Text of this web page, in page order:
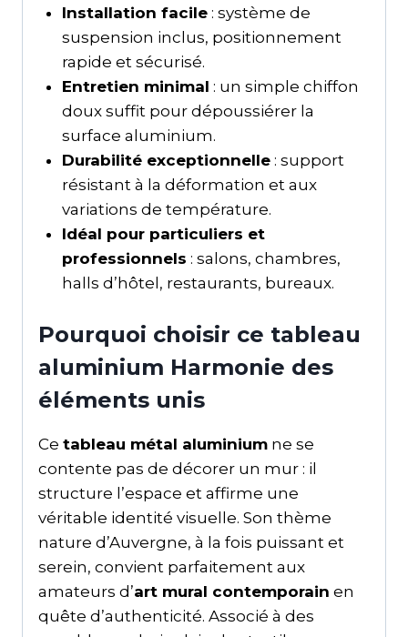
Installation facile: système de
suspension inclus, positionnement
rapide et sécurisé.
Entretien minimal : un simple chiffon
doux suffit pour dépoussiérer la
surface aluminium.
Durabilité exceptionnelle: support
résistant à la déformation et aux
variations de température.
Idéal pour particuliers et
professionnels : salons, chambres,
halls d’hôtel, restaurants, bureaux.
Pourquoi choisir ce tableau
aluminium Harmonie des
éléments unis
Ce tableau métal aluminium ne se
contente pas de décorer un mur : il
structure l’espace et affirme une
véritable identité visuelle. Son thème
nature d’Auvergne, à la fois puissant et
serein, convient parfaitement aux
amateurs d’art mural contemporain en
quête d’authenticité. Associé à des